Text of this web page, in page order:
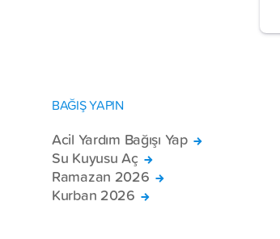
BAĞIŞ YAPIN
Acil Yardım Bağışı Yap
Su Kuyusu Aç
Ramazan 2026
Kurban 2026